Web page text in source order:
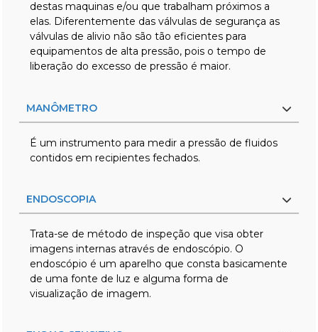
destas maquinas e/ou que trabalham próximos a
elas. Diferentemente das válvulas de segurança as
válvulas de alivio não são tão eficientes para
equipamentos de alta pressão, pois o tempo de
liberação do excesso de pressão é maior.
MANÔMETRO
É um instrumento para medir a pressão de fluidos
contidos em recipientes fechados.
ENDOSCOPIA
Trata-se de método de inspeção que visa obter
imagens internas através de endoscópio. O
endoscópio é um aparelho que consta basicamente
de uma fonte de luz e alguma forma de
visualização de imagem.